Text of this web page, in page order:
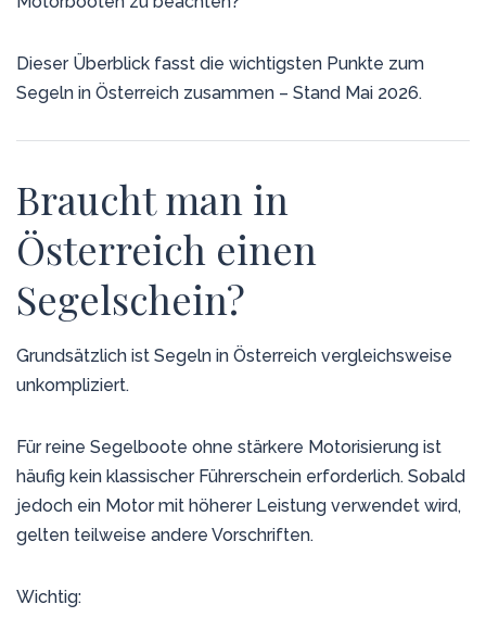
Dieser Überblick fasst die wichtigsten Punkte zum
Segeln in Österreich zusammen – Stand Mai 2026.
Braucht man in
Österreich einen
Segelschein?
Grundsätzlich ist Segeln in Österreich vergleichsweise
unkompliziert.
Für reine Segelboote ohne stärkere Motorisierung ist
häufig kein klassischer Führerschein erforderlich. Sobald
jedoch ein Motor mit höherer Leistung verwendet wird,
gelten teilweise andere Vorschriften.
Wichtig: